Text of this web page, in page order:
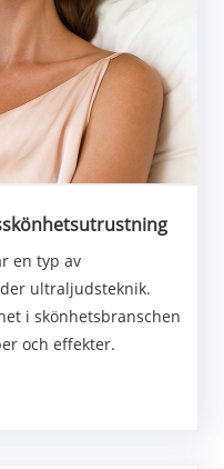
en typ av
ultraljudsteknik.
i skönhetsbranschen
och effekter.